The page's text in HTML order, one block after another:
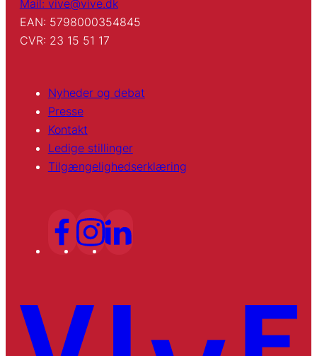
Mail: vive@vive.dk
EAN: 5798000354845
CVR: 23 15 51 17
Nyheder og debat
Presse
Kontakt
Ledige stillinger
Tilgængelighedserklæring